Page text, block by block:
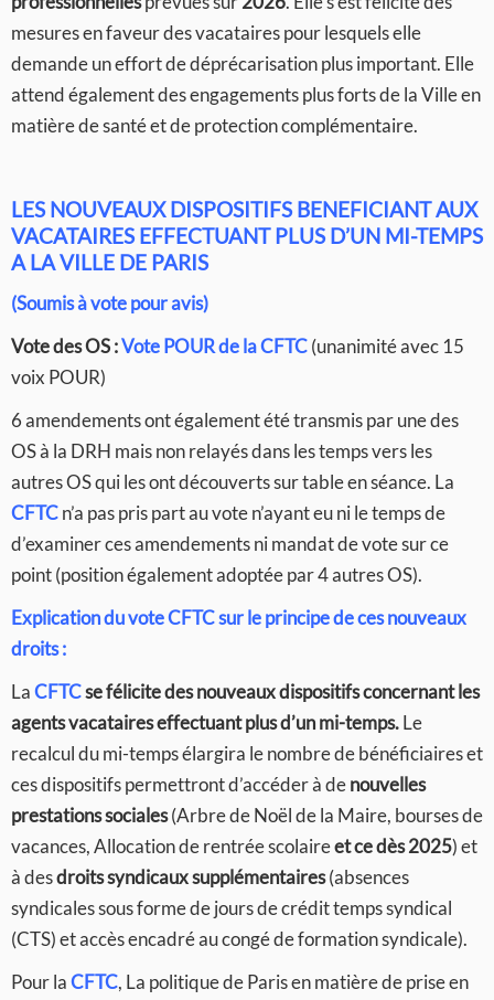
mesures en faveur des vacataires pour lesquels elle
demande un effort de déprécarisation plus important. Elle
attend également des engagements plus forts de la Ville en
matière de santé et de protection complémentaire.
LES NOUVEAUX DISPOSITIFS BENEFICIANT AUX
VACATAIRES EFFECTUANT PLUS D’UN MI-TEMPS
A LA VILLE DE PARIS
(Soumis à vote pour avis)
Vote des OS :Vote POUR de la CFTC(unanimité avec 15
voix POUR)
6 amendements ont également été transmis par une des
OS à la DRH mais non relayés dans les temps vers les
autres OS qui les ont découverts sur table en séance. La
CFTCn’a pas pris part au vote n’ayant eu ni le temps de
d’examiner ces amendements ni mandat de vote sur ce
point (position également adoptée par 4 autres OS).
Explication du vote CFTC sur le principe de ces nouveaux
droits :
LaCFTCse félicite des nouveaux dispositifs concernant les
agents vacataires effectuant plus d’un mi-temps.Le
recalcul du mi-temps élargira le nombre de bénéficiaires et
ces dispositifs permettront d’accéder à denouvelles
prestations sociales(Arbre de Noël de la Maire, bourses de
vacances, Allocation de rentrée scolaireet ce dès 2025) et
à desdroits syndicaux supplémentaires(absences
syndicales sous forme de jours de crédit temps syndical
(CTS) et accès encadré au congé de formation syndicale).
Pour laCFTC, La politique de Paris en matière de prise en